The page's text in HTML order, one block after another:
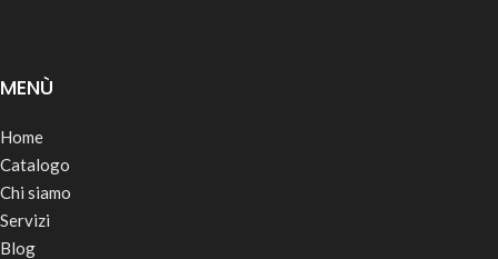
MENÙ
Home
Catalogo
Chi siamo
Servizi
Blog